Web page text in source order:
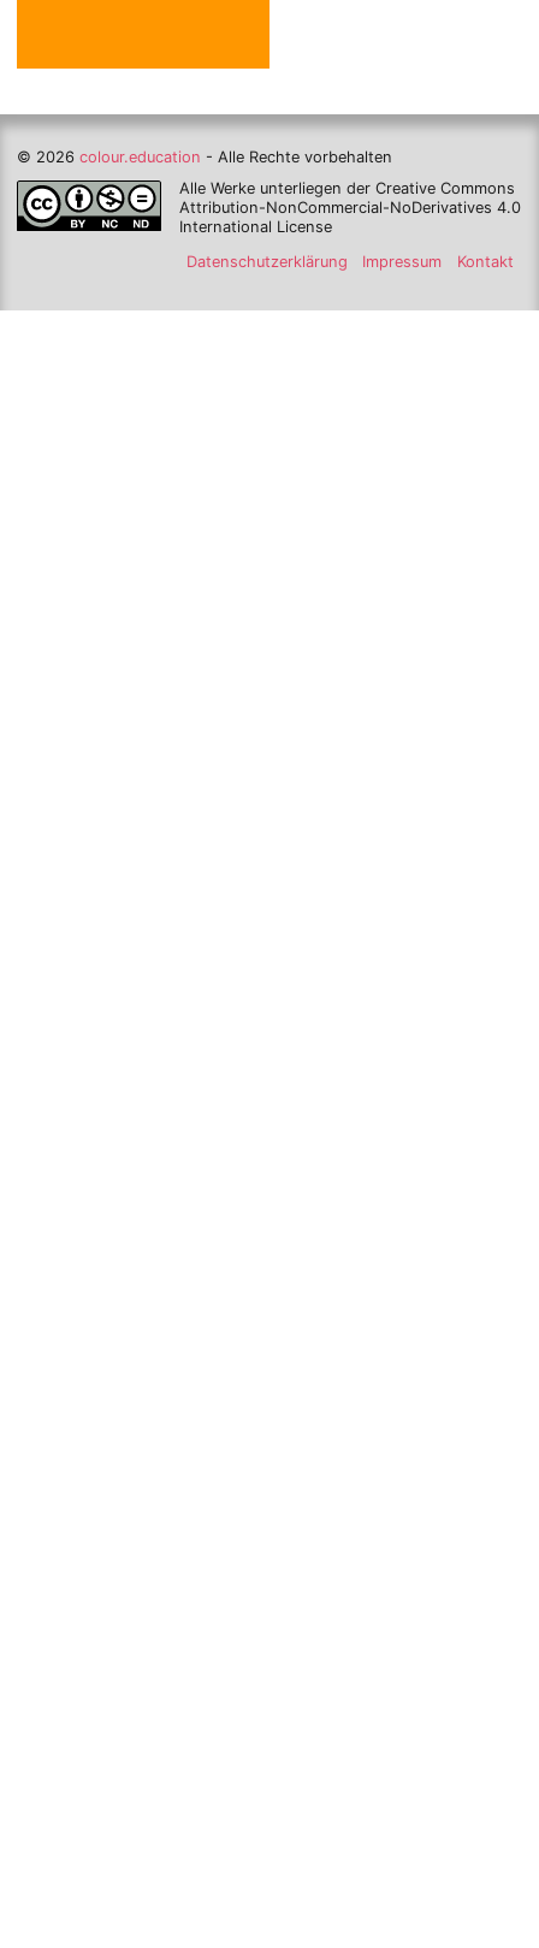
© 2026 colour.education - Alle Rechte vorbehalten
Alle Werke unterliegen der Creative Commons
Attribution-NonCommercial-NoDerivatives 4.0
International License
Datenschutzerklärung
Impressum Kontakt